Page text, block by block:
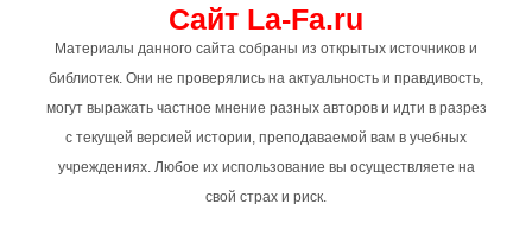
Сайт La-Fa.ru
Материалы данного сайта собраны из открытых источников и
библиотек. Они не проверялись на актуальность и правдивость,
могут выражать частное мнение разных авторов и идти в разрез
с текущей версией истории, преподаваемой вам в учебных
учреждениях. Любое их использование вы осуществляете на
свой страх и риск.